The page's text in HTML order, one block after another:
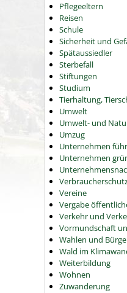
Pflegeeltern
Reisen
Schule
Sicherheit und
Spätaussiedler
Sterbefall
Stiftungen
Studium
Tierhaltung,
Umwelt
Umwelt- und
Umzug
Unternehmen
Unternehmen
Vereine
Vergabe
Verkehr und
Vormundschaft
Wahlen und
Wald im
Weiterbildung
Wohnen
Zuwanderung